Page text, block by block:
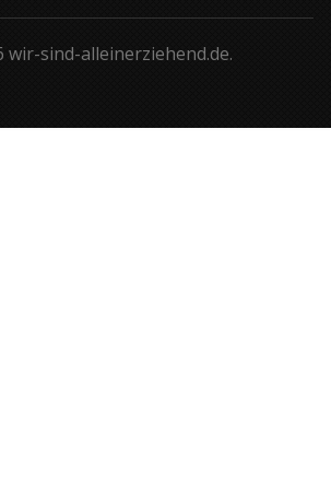
sind-alleinerziehend.de.